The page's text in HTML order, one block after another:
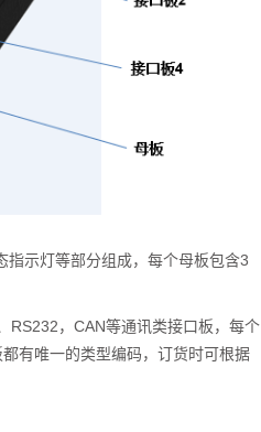
指示灯等部分组成，每个母板包含3
RS232，CAN等通讯类接口板，每个
有唯一的类型编码，订货时可根据